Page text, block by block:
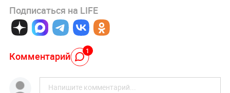
Подписаться на LIFE
Комментарий 1